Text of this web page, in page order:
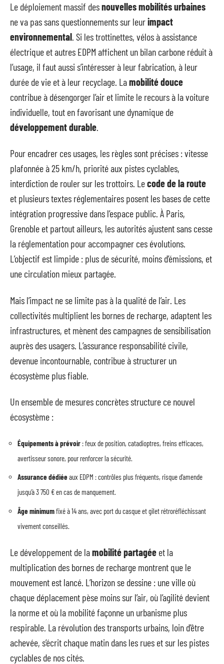
Le déploiement massif desnouvelles mobilités urbaines
ne va pas sans questionnements sur leurimpact
environnemental . Si les trottinettes, vélos à assistance
électrique et autres EDPM affichent un bilan carbone réduit à
l’usage, il faut aussi s’intéresser à leur fabrication, à leur
durée de vie et à leur recyclage. Lamobilité douce
contribue à désengorger l’air et limite le recours à la voiture
individuelle, tout en favorisant une dynamique de
développement durable
Pour encadrer ces usages, les règles sont précises : vitesse
plafonnée à 25 km/h, priorité aux pistes cyclables,
interdiction de rouler sur les trottoirs. Lecode de la route
et plusieurs textes réglementaires posent les bases de cette
intégration progressive dans l’espace public. À Paris,
Grenoble et partout ailleurs, les autorités ajustent sans cesse
la réglementation pour accompagner ces évolutions.
L’objectif est limpide : plus de sécurité, moins d’émissions, et
une circulation mieux partagée.
Mais l’impact ne se limite pas à la qualité de l’air. Les
collectivités multiplient les bornes de recharge, adaptent les
infrastructures, et mènent des campagnes de sensibilisation
auprès des usagers. L’assurance responsabilité civile,
devenue incontournable, contribue à structurer un
écosystème plus fiable.
Un ensemble de mesures concrètes structure ce nouvel
écosystème :
Équipements à prévoir : feux de position, catadioptres, freins efficaces,
avertisseur sonore, pour renforcer la sécurité.
Assurance dédiéeaux EDPM : contrôles plus fréquents, risque d’amende
jusqu’à 3 750 € en cas de manquement.
Âge minimumfixé à 14 ans, avec port du casque et gilet rétroréfléchissant
vivement conseillés.
Le développement de lamobilité partagée et la
multiplication des bornes de recharge montrent que le
mouvement est lancé. L’horizon se dessine : une ville où
chaque déplacement pèse moins sur l’air, où l’agilité devient
la norme et où la mobilité façonne un urbanisme plus
respirable. La révolution des transports urbains, loin d’être
achevée, s’écrit chaque matin dans les rues et sur les pistes
cyclables de nos cités.